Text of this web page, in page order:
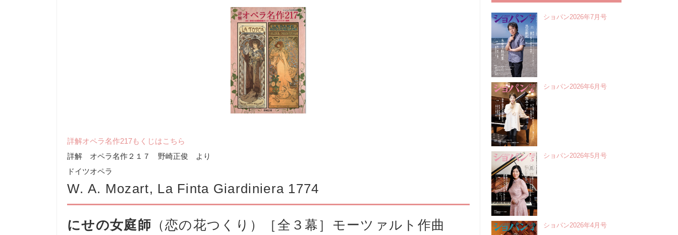
詳解オペラ名作217もくじはこちら
詳解 オペラ名作２１７ 野崎正俊 より
ドイツオペラ
W. A. Mozart, La Finta Giardiniera 1774
にせの女庭師 （恋の花つくり）［全３幕］モーツァルト作曲
ショパン2026年7月号
ショパン2026年6月号
ショパン2026年5月号
ショパン2026年4月号